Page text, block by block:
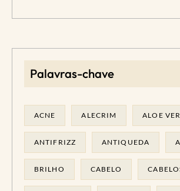
Palavras-chave
ACNE ALECRIM ALOE
ANTIFRIZZ ANTIQUEDA
BRILHO CABELO